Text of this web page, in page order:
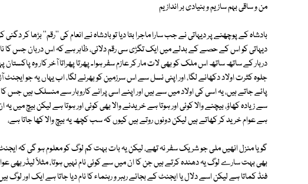
من و ساقی بہم سازیم و بنیادی بر اندازیم
بادشاہ کے پوچھنے پر دیہاتی نے جب سارا ماجرا بتا دیا تو بادشاہ نے انعام کی ''رقم'' بڑھا کر
دیہاتی کو اس کے حصے کے بدلے میں ایک تگڑی سی رقم دلائی، ظاہر ہے کہ اس دربان جس کا نام
دربار کے ساتھ ساتھ اس ملک کو بھی لات مار کر عازم سفر ہوا۔ پھرتا پھراتا آخر کار وہ پاکستان
جلوہ کثرت اولاد دکھانے لگا، اور اپنی نسل سے اس سرزمین کو بھرنے لگا، اب یہاں یہ جو
پائے جاتے ہیں، یہ اسی کی اولاد میں سے ہیں اور اپنے اسی پرانے کاروبار سے منسلک ہیں
سے زیادہ کھاؤ، بیچنے والا کوئی اور ہوتا ہے خریدنے والا بھی کوئی اور ہوتا ہے لیکن بیچ میں
ہے عوام خرید کر کھاتے ہیں لیکن دونوں روتے ہیں کیوں کہ سب کچھ یہ بیچ والا کھا جاتا ہے،
گویا منزل انھیں ملی جو شریک سفر نہ تھے، لیکن یہ بات بہت کم لوگ کو معلوم ہو گی کہ
بھی بہت سارے لوگ یہ دھندہ کرتے ہیں جن کا ان میں سے کوئی نام نہیں ہوتا، مثلاً لیڈر بھی
فنڈ کماتا ہے لیکن اسے دلال یا ایجنٹ کے بجائے رہبر و رہنماء کا نام دیا جاتا ہے ایک اور